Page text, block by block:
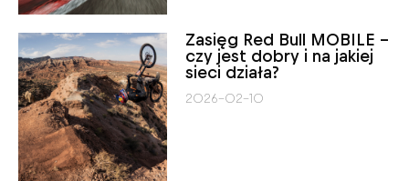
Zasięg Red Bull MOBILE –
czy jest dobry i na jakiej
sieci działa?
2026-02-10